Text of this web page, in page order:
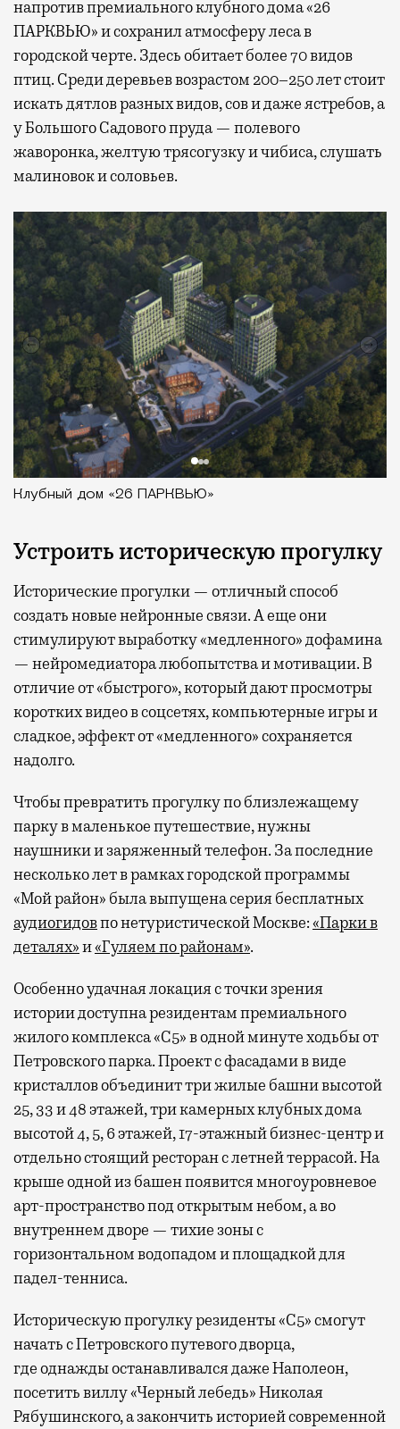
напротив премиального клубного дома «26
ПАРКВЬЮ» и сохранил атмосферу леса в
городской черте. Здесь обитает более 70 видов
птиц. Среди деревьев возрастом 200–250 лет стоит
искать дятлов разных видов, сов и даже ястребов, а
у Большого Садового пруда — полевого
жаворонка, желтую трясогузку и чибиса, слушать
малиновок и соловьев.
Клубный дом «26 ПАРКВЬЮ»
Устроить историческую прогулку
Исторические прогулки — отличный способ
создать новые нейронные связи. А еще они
стимулируют выработку «медленного» дофамина
— нейромедиатора любопытства и мотивации. В
отличие от «быстрого», который дают просмотры
коротких видео в соцсетях, компьютерные игры и
сладкое, эффект от «медленного» сохраняется
надолго.
Чтобы превратить прогулку по близлежащему
парку в маленькое путешествие, нужны
наушники и заряженный телефон. За последние
несколько лет в рамках городской программы
«Мой район» была выпущена серия бесплатных
аудиогидовпо нетуристической Москве:«Парки в
деталях»и«Гуляем по районам».
Особенно удачная локация с точки зрения
истории доступна резидентам премиального
жилого комплекса «С5»в одной минуте ходьбы от
Петровского парка. Проект с фасадами в виде
кристаллов объединит три жилые башни высотой
25, 33 и 48 этажей, три камерных клубных дома
высотой 4, 5, 6 этажей, 17-этажный бизнес-центр и
отдельно стоящий ресторан с летней террасой. На
крыше одной из башен появится многоуровневое
арт-пространство под открытым небом, а во
внутреннем дворе — тихие зоны с
горизонтальном водопадом и площадкой для
падел-тенниса.
Историческую прогулку резиденты «С5» смогут
начать с Петровского путевого дворца,
гдеоднажды останавливался даже Наполеон,
посетить виллу «Черный лебедь» Николая
Рябушинского, а закончить историей современной